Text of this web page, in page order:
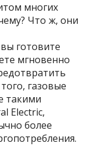
многих
Что ж, они
готовите
мгновенно
газовые
такими
Electric,
более